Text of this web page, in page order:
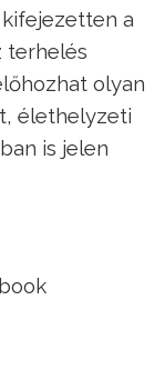
a
terhelés
olyan
élethelyzeti
is jelen